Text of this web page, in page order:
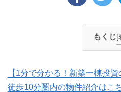
もくじ[
【1分で分かる！新築一棟投
徒歩10分圏内の物件紹介はこ